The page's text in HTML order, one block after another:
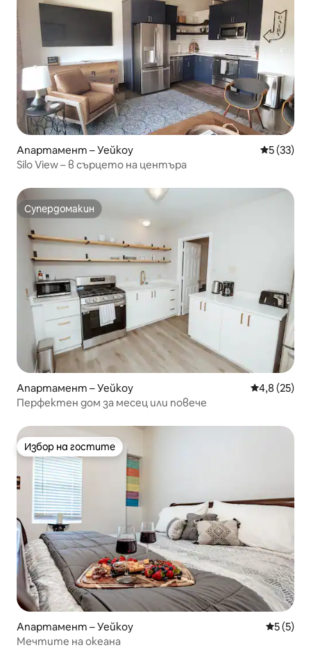
Апартамент – Уейкоу Средна
5 (33)
Silo View – в сърцето на центъра
Супердомакин
Супердомакин
Апартамент – Уейкоу Средна
4,8 (25)
Перфектен дом за месец или повече
Избор на гостите
Избор на гостите
Апартамент – Уейкоу Средна
5 (5)
Мечтите на океана